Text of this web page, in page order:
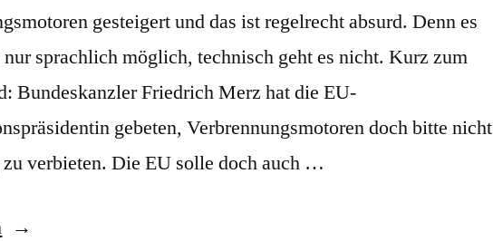
gesteigert und das ist regelrecht absurd. Denn es
sprachlich möglich, technisch geht es nicht. Kurz zum
Bundeskanzler Friedrich Merz hat die EU-
gebeten, Verbrennungsmotoren doch bitte nicht
verbieten. Die EU solle doch auch …